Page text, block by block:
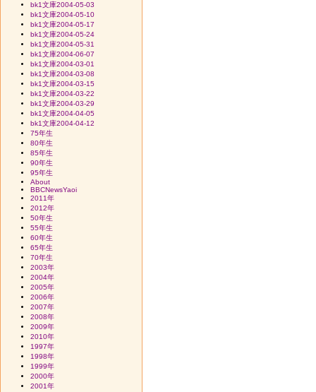
bk1文庫2004-05-03
bk1文庫2004-05-10
bk1文庫2004-05-17
bk1文庫2004-05-24
bk1文庫2004-05-31
bk1文庫2004-06-07
bk1文庫2004-03-01
bk1文庫2004-03-08
bk1文庫2004-03-15
bk1文庫2004-03-22
bk1文庫2004-03-29
bk1文庫2004-04-05
bk1文庫2004-04-12
75年生
80年生
85年生
90年生
95年生
About
BBCNewsYaoi
2011年
2012年
50年生
55年生
60年生
65年生
70年生
2003年
2004年
2005年
2006年
2007年
2008年
2009年
2010年
1997年
1998年
1999年
2000年
2001年